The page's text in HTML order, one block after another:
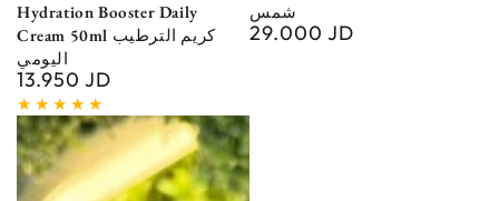
Hydration Booster Daily
Cream 50ml كريم الترطيب
اليومي
Regular
price
13.950 JD
شمس
Regular
29.000 JD